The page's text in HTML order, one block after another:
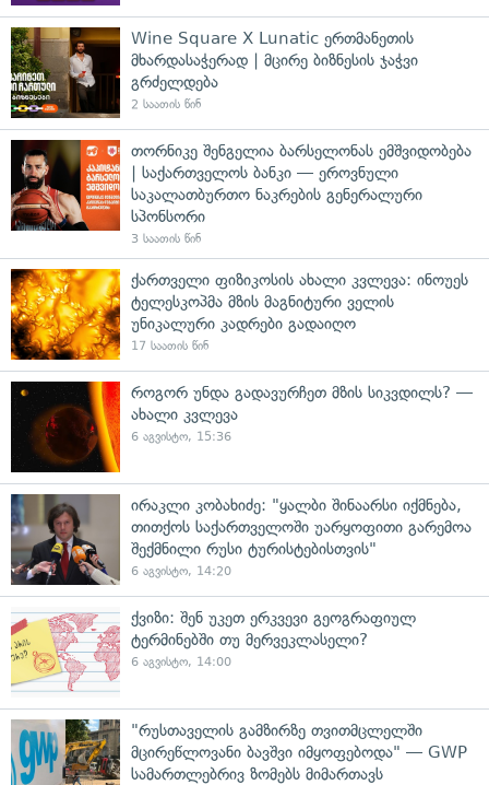
Wine Square X Lunatic ერთმანეთის
მხარდასაჭერად | მცირე ბიზნესის ჯაჭვი
გრძელდება
2 საათის წინ
თორნიკე შენგელია ბარსელონას ემშვიდობება
| საქართველოს ბანკი — ეროვნული
საკალათბურთო ნაკრების გენერალური
სპონსორი
3 საათის წინ
ქართველი ფიზიკოსის ახალი კვლევა: ინოუეს
ტელესკოპმა მზის მაგნიტური ველის
უნიკალური კადრები გადაიღო
17 საათის წინ
როგორ უნდა გადავურჩეთ მზის სიკვდილს? —
ახალი კვლევა
6 აგვისტო, 15:36
ირაკლი კობახიძე: "ყალბი შინაარსი იქმნება,
თითქოს საქართველოში უარყოფითი გარემოა
შექმნილი რუსი ტურისტებისთვის"
6 აგვისტო, 14:20
ქვიზი: შენ უკეთ ერკვევი გეოგრაფიულ
ტერმინებში თუ მერვეკლასელი?
6 აგვისტო, 14:00
"რუსთაველის გამზირზე თვითმცლელში
მცირეწლოვანი ბავშვი იმყოფებოდა" — GWP
სამართლებრივ ზომებს მიმართავს